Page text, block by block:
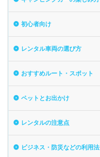
初心者向け
レンタル車両の選び方
おすすめルート・スポット
ペットとお出かけ
レンタルの注意点
ビジネス・防災などの利用法